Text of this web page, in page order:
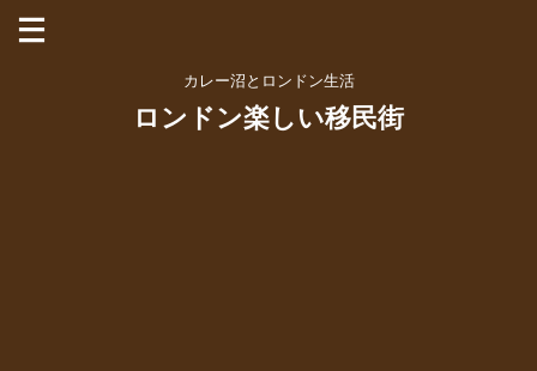
カレー沼とロンドン生活
ロンドン楽しい移民街